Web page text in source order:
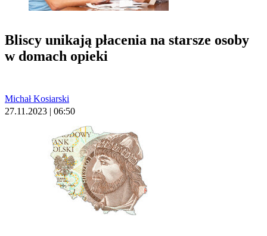
Bliscy unikają płacenia na starsze osoby
w domach opieki
Michał Kosiarski
27.11.2023 | 06:50